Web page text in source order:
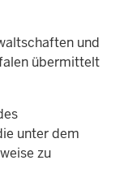
und
übermittelt
unter dem
zu